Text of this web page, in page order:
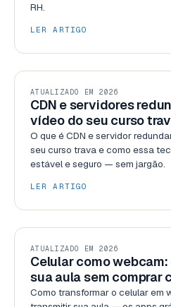
RH.
LER ARTIGO
RECURSOS
ATUALIZADO EM 2026
CDN e servidores
vídeo do seu curso
O que é CDN e servidor
seu curso trava e como essa
estável e seguro — sem jargão.
LER ARTIGO
RECURSOS
ATUALIZADO EM 2026
Celular como
sua aula sem comprar
Como transformar o celular em